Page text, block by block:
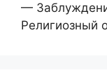
—
Религиозный